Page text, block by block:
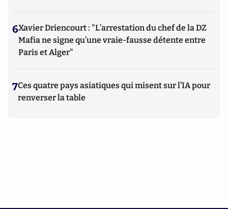
6Xavier Driencourt : "L’arrestation du chef de la DZ
Mafia ne signe qu’une vraie-fausse détente entre
Paris et Alger"
7Ces quatre pays asiatiques qui misent sur l’IA pour
renverser la table